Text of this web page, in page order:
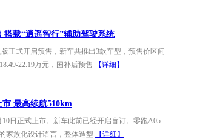
载“逍遥智行”辅助驾驶系统
正式开启预售，新车共推出3款车型，预售价区间
22.19万元，国补后预售
【详细】
最高续航510km
日正式上市。新车此前已经开启盲订。零跑A05
家族化设计语言，整体造型
【详细】